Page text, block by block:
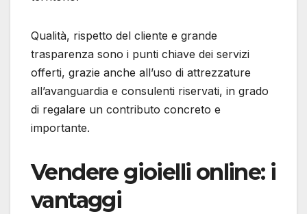
Qualità, rispetto del cliente e grande
trasparenza sono i punti chiave dei servizi
offerti, grazie anche all’uso di attrezzature
all’avanguardia e consulenti riservati, in grado
di regalare un contributo concreto e
importante.
Vendere gioielli online: i
vantaggi